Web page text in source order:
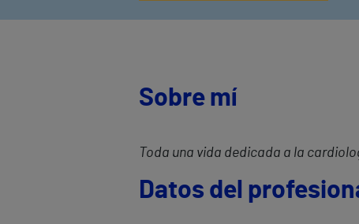
Sobre mí
Toda una vida dedicada a la
Datos del